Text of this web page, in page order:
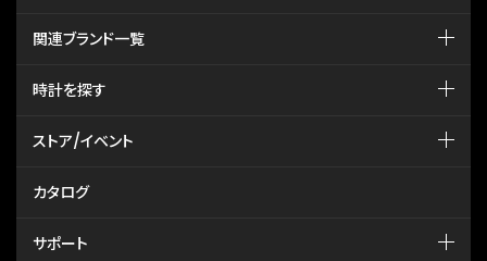
関連ブランド一覧
時計を探す
ストア/イベント
カタログ
サポート